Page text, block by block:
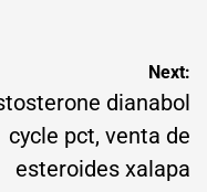
Next:
dianabol
cycle pct, venta de
esteroides xalapa